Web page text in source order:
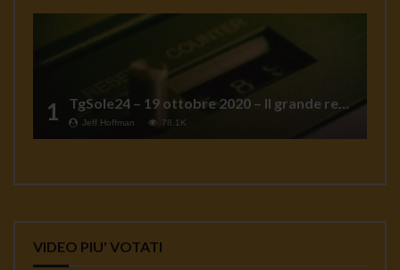
1 Jeff Hoffman 78.1K
VIDEO PIU' VOTATI